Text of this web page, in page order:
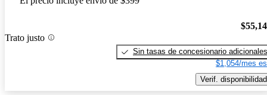
Trato justo
Sin tasas de concesionario adicionales
$1,054/mes
Verif. disponibilidad